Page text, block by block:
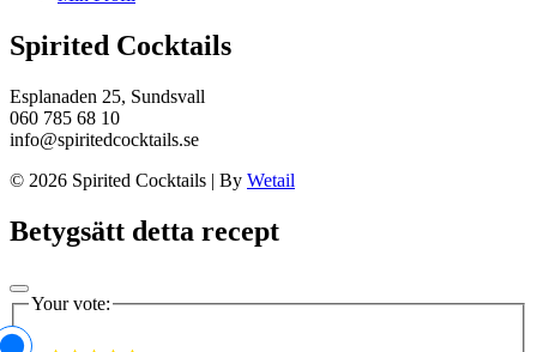
Spirited Cocktails
Esplanaden 25, Sundsvall
060 785 68 10
info@spiritedcocktails.se
© 2026 Spirited Cocktails | By Wetail
Betygsätt detta recept
Your vote: